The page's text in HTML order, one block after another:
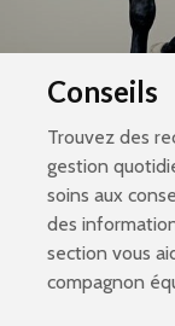
Conseils
Trouvez des
gestion
soins aux
des
section vous
compagnon